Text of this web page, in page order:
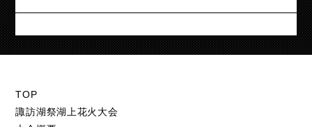
TOP
諏訪湖祭湖上花火大会